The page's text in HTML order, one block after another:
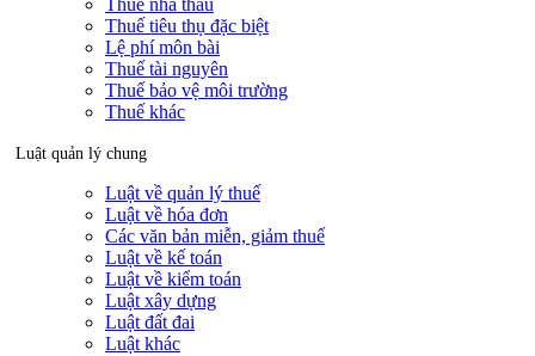
Thuế nhà thầu
Thuế tiêu thụ đặc biệt
Lệ phí môn bài
Thuế tài nguyên
Thuế bảo vệ môi trường
Thuế khác
Luật quản lý chung
Luật về quản lý thuế
Luật về hóa đơn
Các văn bản miễn, giảm thuế
Luật về kế toán
Luật về kiểm toán
Luật xây dựng
Luật đất đai
Luật khác